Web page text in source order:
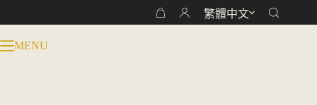
至
主
購
繁體中文
MENU